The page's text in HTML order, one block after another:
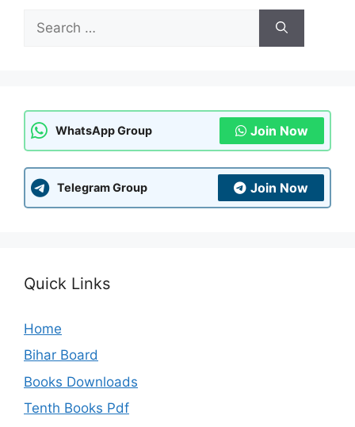
for:
WhatsApp Group Join Now
Telegram Group Join Now
Quick Links
Home
Bihar Board
Books Downloads
Tenth Books Pdf